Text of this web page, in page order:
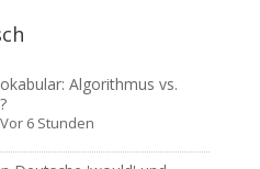
Algorithmus vs.
Vor 6 Stunden